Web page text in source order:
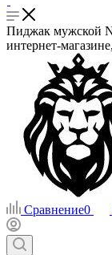
Пиджак мужской
интернет-
Сравнение0